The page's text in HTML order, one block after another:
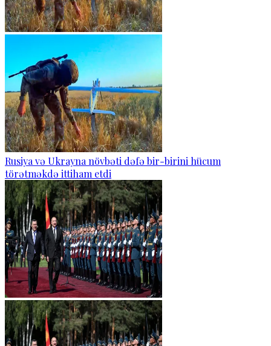
Rusiya və Ukrayna növbəti dəfə bir-birini hücum
törətməkdə ittiham etdi